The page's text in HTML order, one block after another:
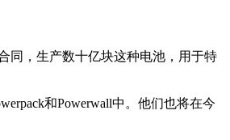
同，生产数十亿块这种电池，用于特
和Powerwall中。他们也将在今